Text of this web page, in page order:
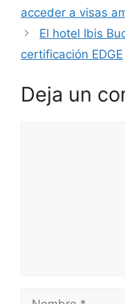
acceder a visas
El hotel Ibis
certificación EDGE
Deja un